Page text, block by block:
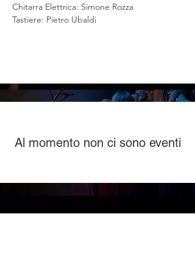
Chitarra Elettrica: Simone Rozza
Tastiere: Pietro Ubaldi
Al momento non ci sono eventi